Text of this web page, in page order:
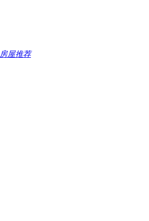
房屋推荐